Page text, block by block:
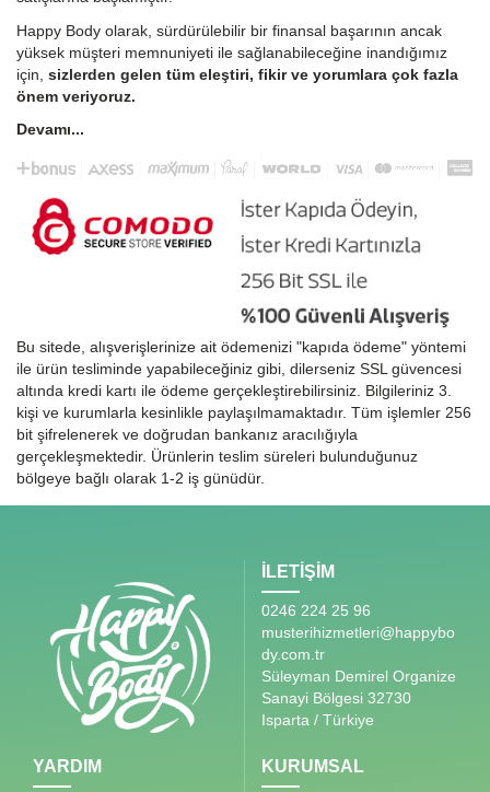
Happy Body olarak, sürdürülebilir bir finansal başarının ancak
yüksek müşteri memnuniyeti ile sağlanabileceğine inandığımız
için, sizlerden gelen tüm eleştiri, fikir ve yorumlara çok fazla
önem veriyoruz.
Devamı...
Bu sitede, alışverişlerinize ait ödemenizi "kapıda ödeme" yöntemi
ile ürün tesliminde yapabileceğiniz gibi, dilerseniz SSL güvencesi
altında kredi kartı ile ödeme gerçekleştirebilirsiniz. Bilgileriniz 3.
kişi ve kurumlarla kesinlikle paylaşılmamaktadır. Tüm işlemler 256
bit şifrelenerek ve doğrudan bankanız aracılığıyla
gerçekleşmektedir. Ürünlerin teslim süreleri bulunduğunuz
bölgeye bağlı olarak 1-2 iş günüdür.
İLETİŞİM
0246 224 25 96
musterihizmetleri@happybo
dy.com.tr
Süleyman Demirel Organize
Sanayi Bölgesi 32730
Isparta / Türkiye
YARDIM KURUMSAL